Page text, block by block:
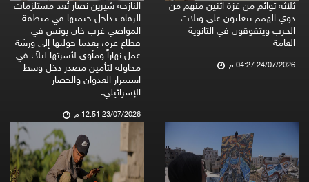
ثلاثة توائم من غزة اثنين منهم من
ذوي الهمم يتغلبون على ويلات
الحرب ويتفوقون في الثانوية
العامة
24/07/2026 04:27 م
النازحة شيرين نصار تُعد مستلزمات
الزفاف داخل خيمتها في منطقة
المواصي غرب خان يونس في
قطاع غزة، بعدما حولتها إلى ورشة
عمل نهاراً ومأوى لأسرتها ليلاً، في
محاولة لتأمين مصدر دخل وسط
استمرار العدوان والحصار
الإسرائيلي.
23/07/2026 12:51 م